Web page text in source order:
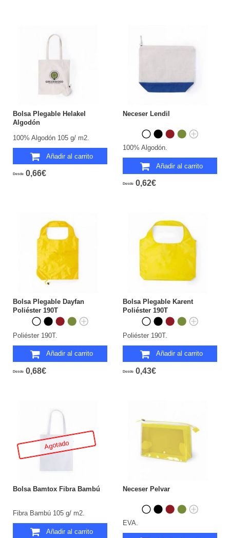
Bolsa Plegable Helakel
Algodón
100% Algodón 105 g/ m2.
Añadir al carrito
Desde 0,66€
Neceser Lendil
100% Algodón.
Añadir al carrito
Desde 0,62€
Bolsa Plegable Dayfan
Poliéster 190T
Poliéster 190T.
Añadir al carrito
Desde 0,68€
Bolsa Plegable Karent
Poliéster 190T
Poliéster 190T.
Añadir al carrito
Desde 0,43€
Agotado
Bolsa Bamtox Fibra Bambú
Fibra Bambú 105 g/ m2.
Añadir al carrito
Neceser Pelvar
EVA.